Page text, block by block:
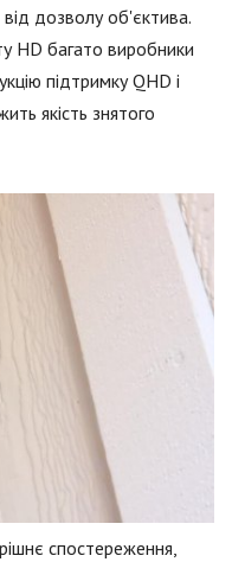
дозволу об'єктива.
HD багато виробники
підтримку QHD і
якість знятого
спостереження,